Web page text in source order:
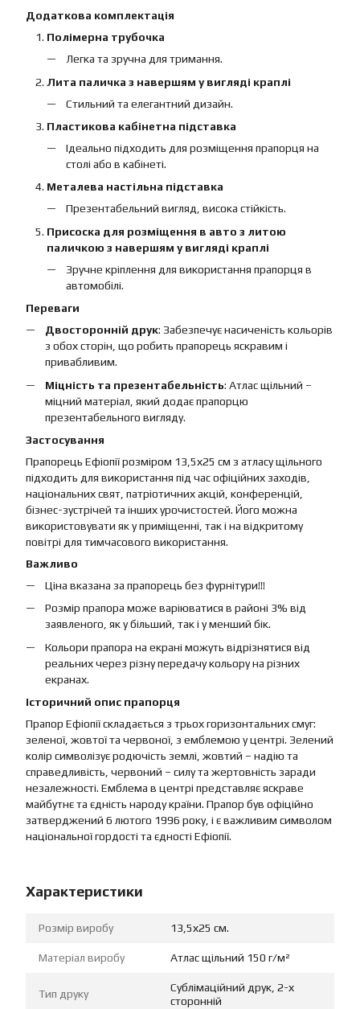
Додаткова комплектація
Полімерна трубочка
Легка та зручна для тримання.
Лита паличка з навершям у вигляді краплі
Стильний та елегантний дизайн.
Пластикова кабінетна підставка
Ідеально підходить для розміщення прапорця на
столі або в кабінеті.
Металева настільна підставка
Презентабельний вигляд, висока стійкість.
Присоска для розміщення в авто з литою
паличкою з навершям у вигляді краплі
Зручне кріплення для використання прапорця в
автомобілі.
Переваги
Двосторонній друк: Забезпечує насиченість кольорів
з обох сторін, що робить прапорець яскравим і
привабливим.
Міцність та презентабельність: Атлас щільний –
міцний матеріал, який додає прапорцю
презентабельного вигляду.
Застосування
Прапорець Ефіопії розміром 13,5х25 см з атласу щільного
підходить для використання під час офіційних заходів,
національних свят, патріотичних акцій, конференцій,
бізнес-зустрічей та інших урочистостей. Його можна
використовувати як у приміщенні, так і на відкритому
повітрі для тимчасового використання.
Важливо
Ціна вказана за прапорець без фурнітури!!!
Розмір прапора може варіюватися в районі 3% від
заявленого, як у більший, так і у менший бік.
Кольори прапора на екрані можуть відрізнятися від
реальних через різну передачу кольору на різних
екранах.
Історичний опис прапорця
Прапор Ефіопії складається з трьох горизонтальних смуг:
зеленої, жовтої та червоної, з емблемою у центрі. Зелений
колір символізує родючість землі, жовтий – надію та
справедливість, червоний – силу та жертовність заради
незалежності. Емблема в центрі представляє яскраве
майбутнє та єдність народу країни. Прапор був офіційно
затверджений 6 лютого 1996 року, і є важливим символом
національної гордості та єдності Ефіопії.
Характеристики
Розмір виробу 13,5х25 см.
Матеріал виробу Атлас щільний 150 г/м²
Тип друку
Сублімаційний друк, 2-х
сторонній